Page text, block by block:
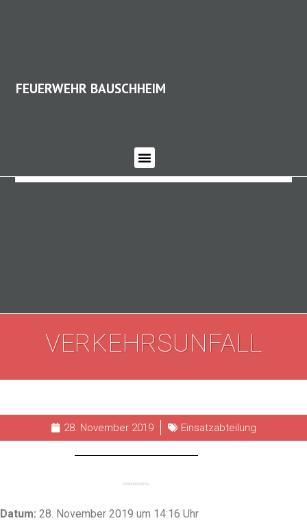
FEUERWEHR BAUSCHHEIM
VERKEHRSUNFALL
28. November 2019 Einsatzabteilung
VERKEHRSUNFALL
Datum: 28. November 2019 um 14:16 Uhr